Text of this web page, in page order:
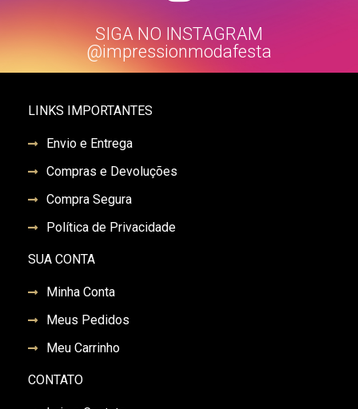
SIGA NO INSTAGRAM
@impressionmodafesta
LINKS IMPORTANTES
Envio e Entrega
Compras e Devoluções
Compra Segura
Política de Privacidade
SUA CONTA
Minha Conta
Meus Pedidos
Meu Carrinho
CONTATO